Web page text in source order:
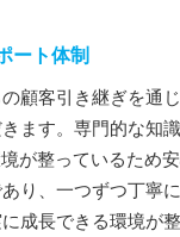
ート体制
顧客引き継ぎを通
ます。専門的な知
が整っているため
り、一つずつ丁寧
成長できる環境が整